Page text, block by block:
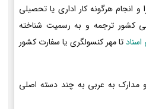
انجام هرگونه کار اداری یا تحصیلی
کشور ترجمه و به رسمیت شناخته
تا مهر کنسولگری یا سفارت کشور
و مدارک به عربی به چند دسته اصلی